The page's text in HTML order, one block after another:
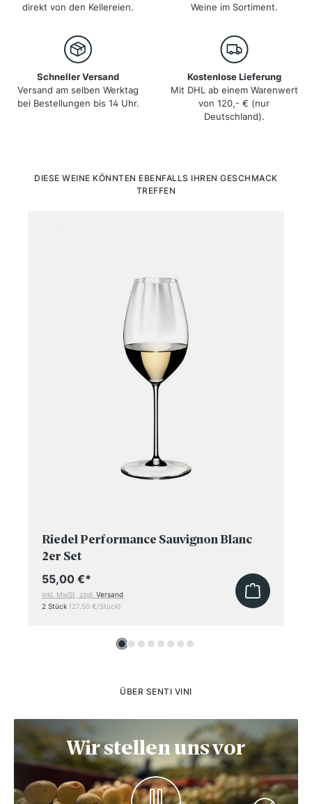
direkt von den Kellereien.
Weine im Sortiment.
Schneller Versand
Versand am selben Werktag
bei Bestellungen bis 14 Uhr.
Kostenlose Lieferung
Mit DHL ab einem Warenwert
von 120,- € (nur
Deutschland).
Produktgalerie überspringen
DIESE WEINE KÖNNTEN EBENFALLS IHREN GESCHMACK
TREFFEN
Riedel Performance Sauvignon Blanc
2er Set
55,00 €*
inkl. MwSt, zzgl. Versand
2 Stück (27,50 €/Stück)
ÜBER SENTI VINI
Wir stellen uns vor